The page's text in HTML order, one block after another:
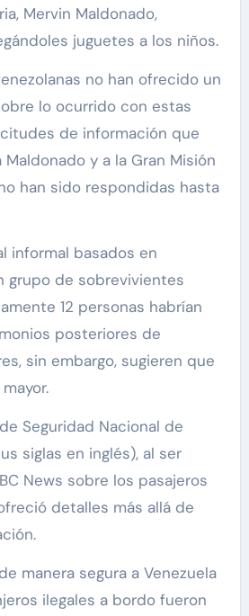
Mervin Maldonado,
juguetes a los niños.
no han ofrecido un
lo ocurrido con estas
de información que
Maldonado y a la Gran Misión
han sido respondidas hasta
informal basados en
grupo de sobrevivientes
12 personas habrían
posteriores de
sin embargo, sugieren que
Seguridad Nacional de
siglas en inglés), al ser
News sobre los pasajeros
detalles más allá de
manera segura a Venezuela
ilegales a bordo fueron